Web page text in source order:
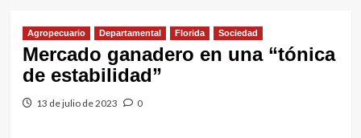
Agropecuario Departamental Florida Sociedad
Mercado ganadero en una “tónica
de estabilidad”
13 de julio de 2023 0